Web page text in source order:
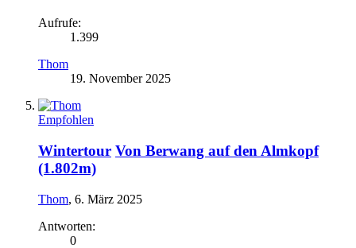
Aufrufe:
1.399
Thom
19. November 2025
Empfohlen
Wintertour Von Berwang auf den Almkopf
(1.802m)
Thom, 6. März 2025
Antworten:
0